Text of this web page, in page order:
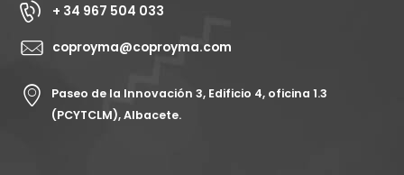
+ 34 967 504 033
coproyma@coproyma.com
Paseo de la Innovación 3, Edificio 4, oficina 1.3
(PCYTCLM), Albacete.